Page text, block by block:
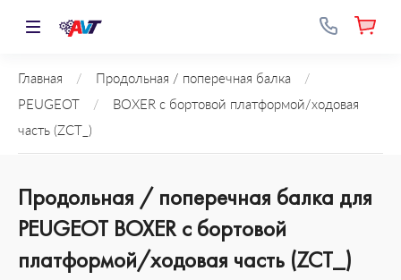
Главная / Продольная / поперечная балка
/
PEUGEOT
/
BOXER c бортовой платформой/ходовая
часть (ZCT_)
Продольная / поперечная балка для
PEUGEOT BOXER c бортовой
платформой/ходовая часть (ZCT_)